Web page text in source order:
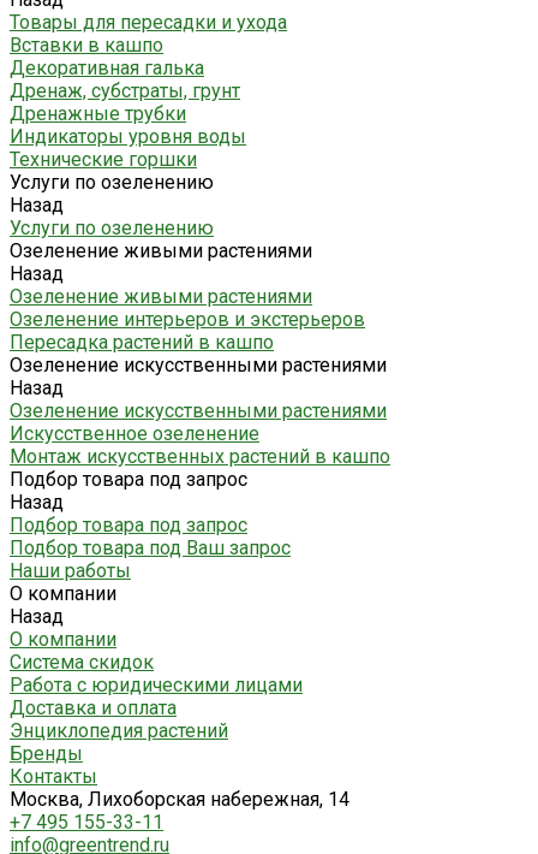
Товары для пересадки и ухода
Вставки в кашпо
Декоративная галька
Дренаж, субстраты, грунт
Дренажные трубки
Индикаторы уровня воды
Технические горшки
Услуги по озеленению
Назад
Услуги по озеленению
Озеленение живыми растениями
Назад
Озеленение живыми растениями
Озеленение интерьеров и экстерьеров
Пересадка растений в кашпо
Озеленение искусственными растениями
Назад
Озеленение искусственными растениями
Искусственное озеленение
Монтаж искусственных растений в кашпо
Подбор товара под запрос
Назад
Подбор товара под запрос
Подбор товара под Ваш запрос
Наши работы
О компании
Назад
О компании
Система скидок
Работа с юридическими лицами
Доставка и оплата
Энциклопедия растений
Бренды
Контакты
Москва, Лихоборская набережная, 14
+7 495 155-33-11
info@greentrend.ru